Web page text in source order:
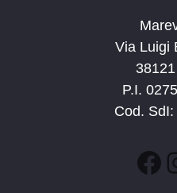
Via Luigi
P.I.
Cod.